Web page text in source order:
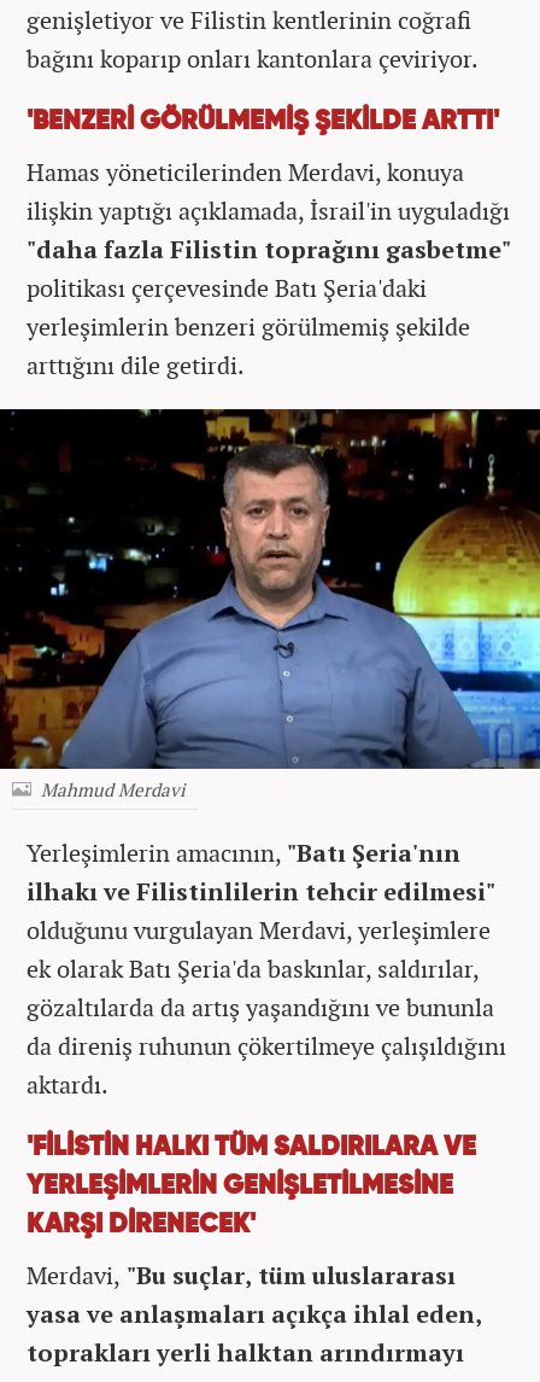
genişletiyor ve Filistin kentlerinin coğrafi
bağını koparıp onları kantonlara çeviriyor.
'BENZERİ GÖRÜLMEMİŞ ŞEKİLDE ARTTI'
Hamas yöneticilerinden Merdavi, konuya
ilişkin yaptığı açıklamada, İsrail'in uyguladığı
"daha fazla Filistin toprağını gasbetme"
politikası çerçevesinde Batı Şeria'daki
yerleşimlerin benzeri görülmemiş şekilde
arttığını dile getirdi.
Mahmud Merdavi
Yerleşimlerin amacının, "Batı Şeria'nın
ilhakı ve Filistinlilerin tehcir edilmesi"
olduğunu vurgulayan Merdavi, yerleşimlere
ek olarak Batı Şeria'da baskınlar, saldırılar,
gözaltılarda da artış yaşandığını ve bununla
da direniş ruhunun çökertilmeye çalışıldığını
aktardı.
'FİLİSTİN HALKI TÜM SALDIRILARA VE
YERLEŞİMLERİN GENİŞLETİLMESİNE
KARŞI DİRENECEK'
Merdavi, "Bu suçlar, tüm uluslararası
yasa ve anlaşmaları açıkça ihlal eden,
toprakları yerli halktan arındırmayı